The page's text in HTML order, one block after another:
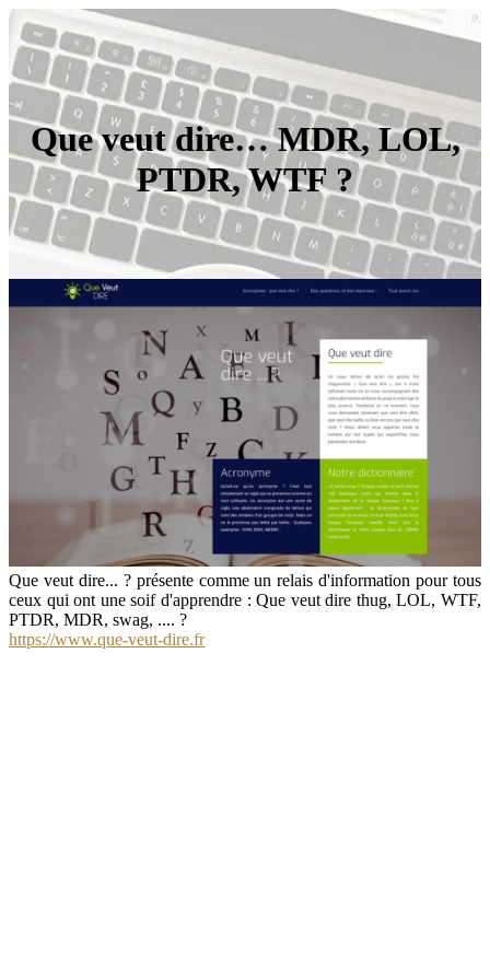
Que veut dire… MDR, LOL,
PTDR, WTF ?
Que veut dire... ? présente comme un relais d'information pour tous
ceux qui ont une soif d'apprendre : Que veut dire thug, LOL, WTF,
PTDR, MDR, swag, .... ?
https://www.que-veut-dire.fr